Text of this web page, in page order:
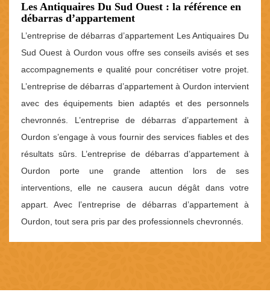
Les Antiquaires Du Sud Ouest : la référence en
débarras d’appartement
L’entreprise de débarras d’appartement Les Antiquaires Du
Sud Ouest à Ourdon vous offre ses conseils avisés et ses
accompagnements e qualité pour concrétiser votre projet.
L’entreprise de débarras d’appartement à Ourdon intervient
avec des équipements bien adaptés et des personnels
chevronnés. L’entreprise de débarras d’appartement à
Ourdon s’engage à vous fournir des services fiables et des
résultats sûrs. L’entreprise de débarras d’appartement à
Ourdon porte une grande attention lors de ses
interventions, elle ne causera aucun dégât dans votre
appart. Avec l’entreprise de débarras d’appartement à
Ourdon, tout sera pris par des professionnels chevronnés.